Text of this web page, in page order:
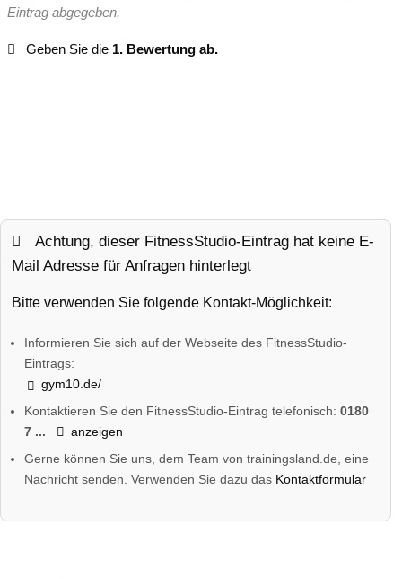
Eintrag abgegeben.
Geben Sie die 1. Bewertung ab.
Achtung, dieser FitnessStudio-Eintrag hat keine E-
Mail Adresse für Anfragen hinterlegt
Bitte verwenden Sie folgende Kontakt-Möglichkeit:
Informieren Sie sich auf der Webseite des FitnessStudio-
Eintrags:
gym10.de/
Kontaktieren Sie den FitnessStudio-Eintrag telefonisch:0180
7 ...
anzeigen
Gerne können Sie uns, dem Team von trainingsland.de, eine
Nachricht senden. Verwenden Sie dazu das Kontaktformular